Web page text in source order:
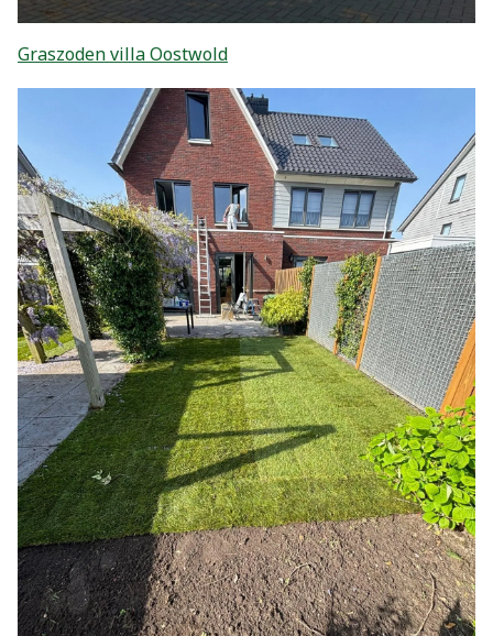
Graszoden villa Oostwold